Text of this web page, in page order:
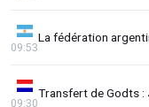
La fédération
09:53
Transfert de Godts :
09:30